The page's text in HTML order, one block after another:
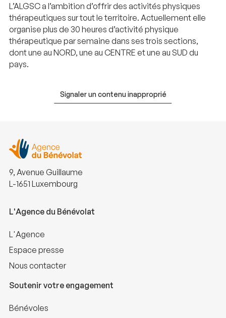
L’ALGSC a l’ambition d’offrir des activités physiques
thérapeutiques sur tout le territoire. Actuellement elle
organise plus de 30 heures d’activité physique
thérapeutique par semaine dans ses trois sections,
dont une au NORD, une au CENTRE et une au SUD du
pays.
Signaler un contenu inapproprié
9, Avenue Guillaume
L-1651 Luxembourg
L'Agence du Bénévolat
L'Agence
Espace presse
Nous contacter
Soutenir votre engagement
Bénévoles